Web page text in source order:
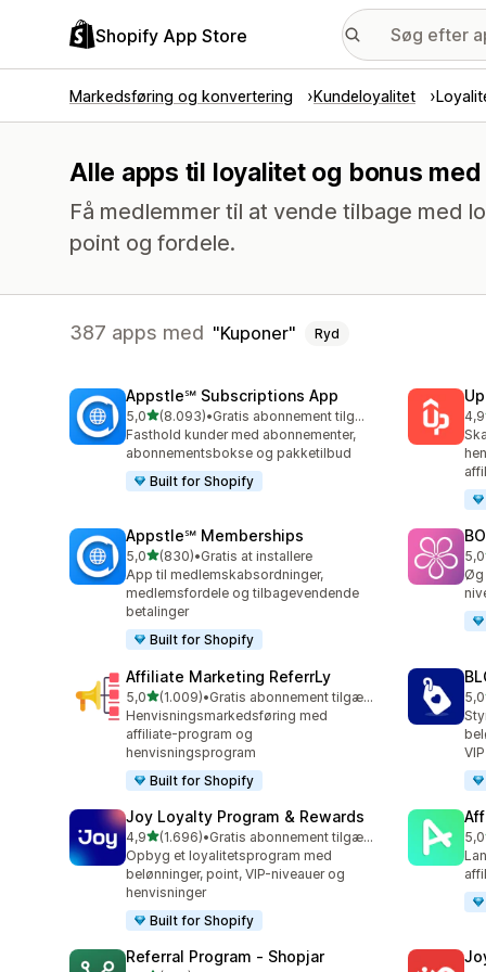
Shopify App Store
Markedsføring og konvertering Kundeloyalitet
Alle apps til loyalitet og bonus
Få medlemmer til at vende tilbage med
point og fordele.
387 apps med Kuponer Ryd
Appstle℠ Subscriptions App
5,0ud af 5 stjerner
(8.093)
8093 anmeldelser i alt
•
Gratis abonnement tilgængeligt
Fasthold kunder med abonnementer,
abonnementsbokse og pakketilbud
Built for Shopify
4,9
Appstle℠ Memberships
5,0ud af 5 stjerner
(830)
830 anmeldelser i alt
•Gratis at installere
App til medlemskabsordninger,
medlemsfordele og tilbagevendende
betalinger
Built for Shopify
5,0
Øg
Affiliate Marketing ReferrLy
5,0ud af 5 stjerner
(1.009)
1009 anmeldelser i alt
•
Gratis abonnement tilgængeligt
Henvisningsmarkedsføring med
affiliate-program og
henvisningsprogram
Built for Shopify
5,0
VIP
Joy Loyalty Program & Rewards
4,9ud af 5 stjerner
(1.696)
1696 anmeldelser i alt
•
Gratis abonnement tilgængeligt
Opbyg et loyalitetsprogram med
belønninger, point, VIP-niveauer og
henvisninger
Built for Shopify
5,0
Referral Program ‑ Shopjar